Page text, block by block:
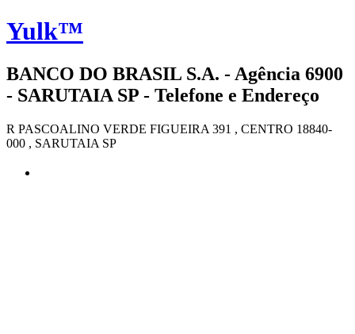
Yulk™
BANCO DO BRASIL S.A. - Agência 6900
- SARUTAIA SP - Telefone e Endereço
R PASCOALINO VERDE FIGUEIRA 391 , CENTRO 18840-
000 , SARUTAIA SP